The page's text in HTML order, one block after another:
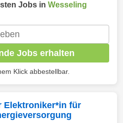
Jobs in Wesseling
Jobs erhalten
Klick abbestellbar.
Elektroniker*in für